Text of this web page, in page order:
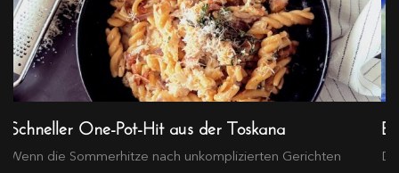
Schneller One-Pot-Hit aus der Toskana
Wenn die Sommerhitze nach unkomplizierten Gerichten